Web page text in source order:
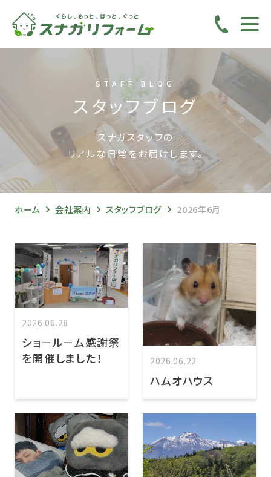
STAFF BLOG
スタッフブログ
スナガスタッフの
リアルな日常をお届けします。
ホーム 会社案内 スタッフブログ 2026年6月
2026.06.28
ショ－ル－ム感謝祭
を開催しました！
2026.06.22
ハムオハウス